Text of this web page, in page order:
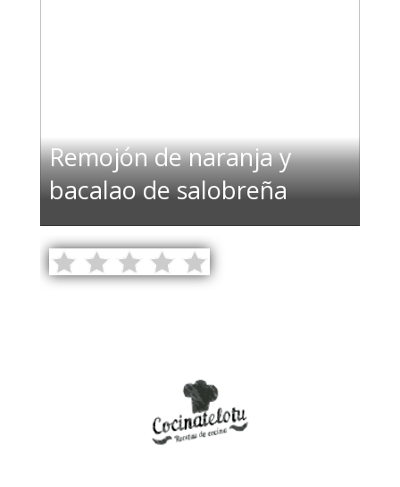
Remojón de naranja y
bacalao de salobreña